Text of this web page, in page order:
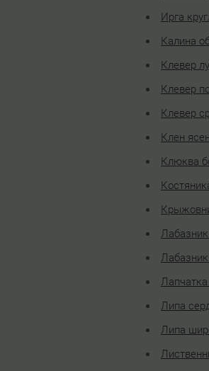
Ирга
Калина
Клевер
Клевер
Клевер
Клен
Клюква
Липа
Липа